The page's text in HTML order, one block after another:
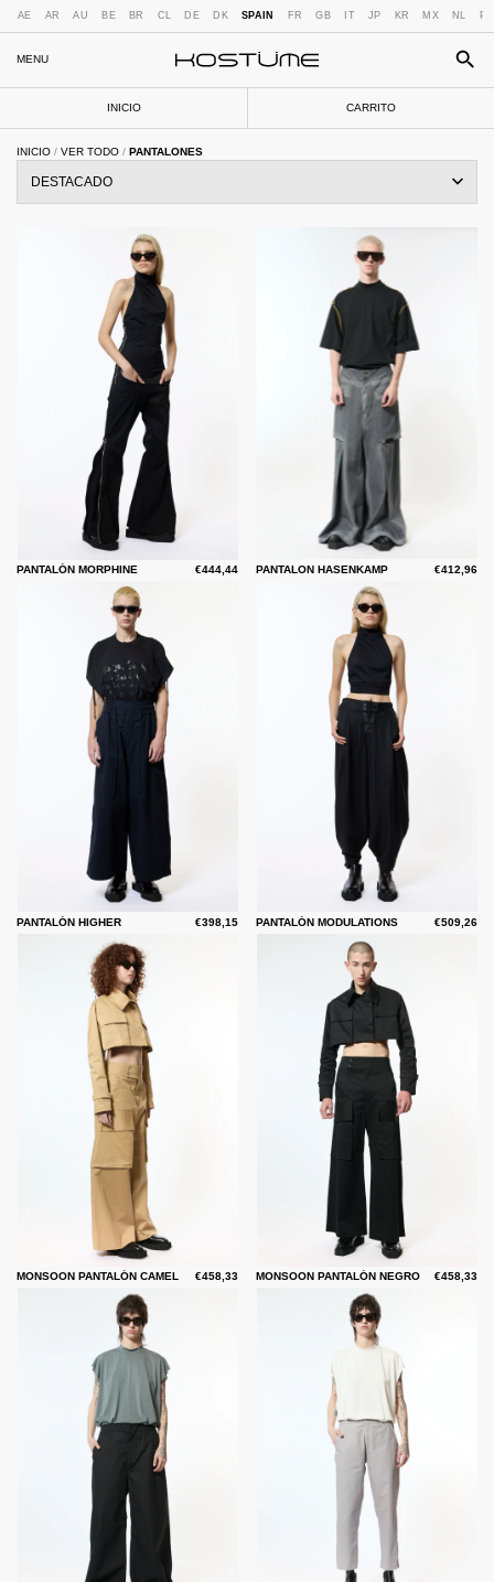
AE AR AU BE BR CL DE DK SPAIN FR GB IT JP KR MX NL PT
MENU
INICIO CARRITO
INICIO / VER TODO / PANTALONES
PANTALÓN MORPHINE €444,44 PANTALON HASENKAMP €412,96
PANTALÓN HIGHER €398,15 PANTALÓN MODULATIONS €509,26
MONSOON PANTALÓN CAMEL €458,33 MONSOON PANTALÓN NEGRO €458,33